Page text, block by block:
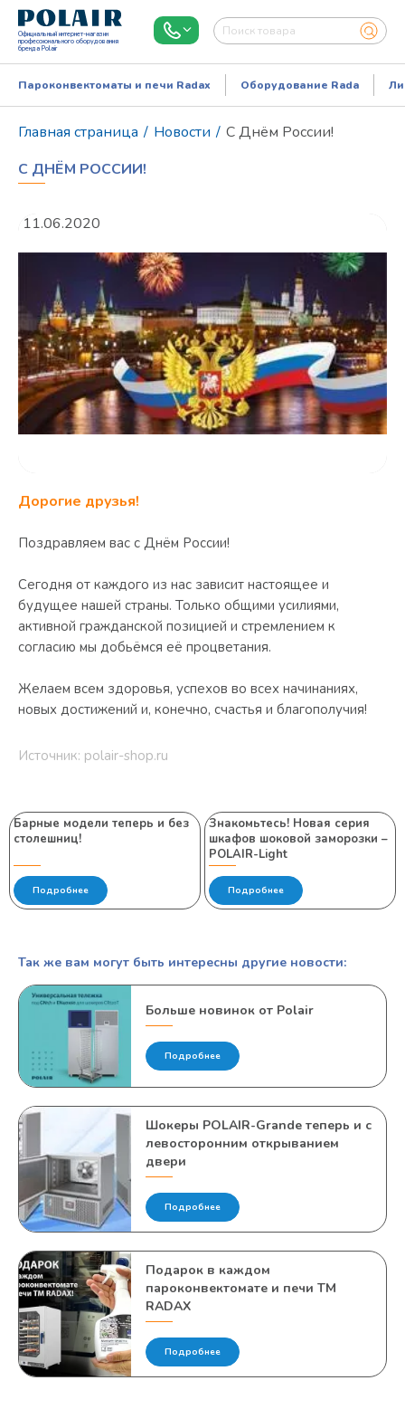
Официальный интернет-магазин
профессионального оборудования
бренда Polair
Режим работы:Пн..Пт: 9.00-18.00
Пароконвектоматы и печи Radax Оборудование Rada
Главная страница / Новости / С Днём России!
С ДНЁМ РОССИИ!
11.06.2020
Дорогие друзья!
Поздравляем вас с Днём России!
Сегодня от каждого из нас зависит настоящее и
будущее нашей страны. Только общими усилиями,
активной гражданской позицией и стремлением к
согласию мы добьёмся её процветания.
Желаем всем здоровья, успехов во всех начинаниях,
новых достижений и, конечно, счастья и благополучия!
Источник: polair-shop.ru
Барные модели теперь и без
столешниц!
Подробнее
Знакомьтесь! Новая серия
шкафов шоковой заморозки –
POLAIR-Light
Подробнее
Так же вам могут быть интересны другие новости:
Больше новинок от Polair
Подробнее
Шокеры POLAIR-Grande теперь и с
левосторонним открыванием
двери
Подробнее
Подарок в каждом
пароконвектомате и печи TM
RADAX
Подробнее